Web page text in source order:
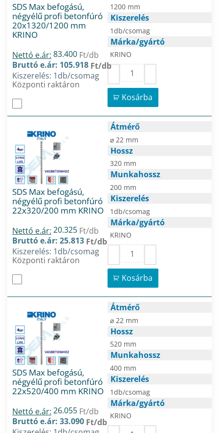
SDS Max befogású,
négyélű profi betonfúró
20x1320/1200 mm
KRINO
Nettó e.ár: 83.400 Ft/db
Bruttó e.ár: 105.918 Ft/db
Kiszerelés: 1db/csomag
Központi raktáron
1200 mm
Kiszerelés
1db/csomag
Márka/gyártó
KRINO
Kosárba
SDS Max befogású,
négyélű profi betonfúró
22x320/200 mm KRINO
Nettó e.ár: 20.325 Ft/db
Bruttó e.ár: 25.813 Ft/db
Kiszerelés: 1db/csomag
Központi raktáron
Átmérő
⌀ 22 mm
Hossz
320 mm
Munkahossz
200 mm
Kiszerelés
1db/csomag
Márka/gyártó
KRINO
Kosárba
SDS Max befogású,
négyélű profi betonfúró
22x520/400 mm KRINO
Nettó e.ár: 26.055 Ft/db
Bruttó e.ár: 33.090 Ft/db
Átmérő
⌀ 22 mm
Hossz
520 mm
Munkahossz
400 mm
Kiszerelés
1db/csomag
Márka/gyártó
KRINO